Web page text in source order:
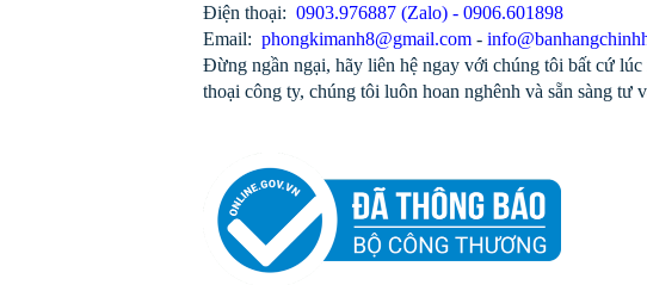
Điện thoại: 0903.976887 (Zalo) - 0906.601898
Email: phongkimanh8@gmail.com -
Đừng ngần ngại, hãy liên hệ ngay với chúng tôi bất cứ
thoại công ty, chúng tôi luôn hoan nghênh và sẵn sàng tư